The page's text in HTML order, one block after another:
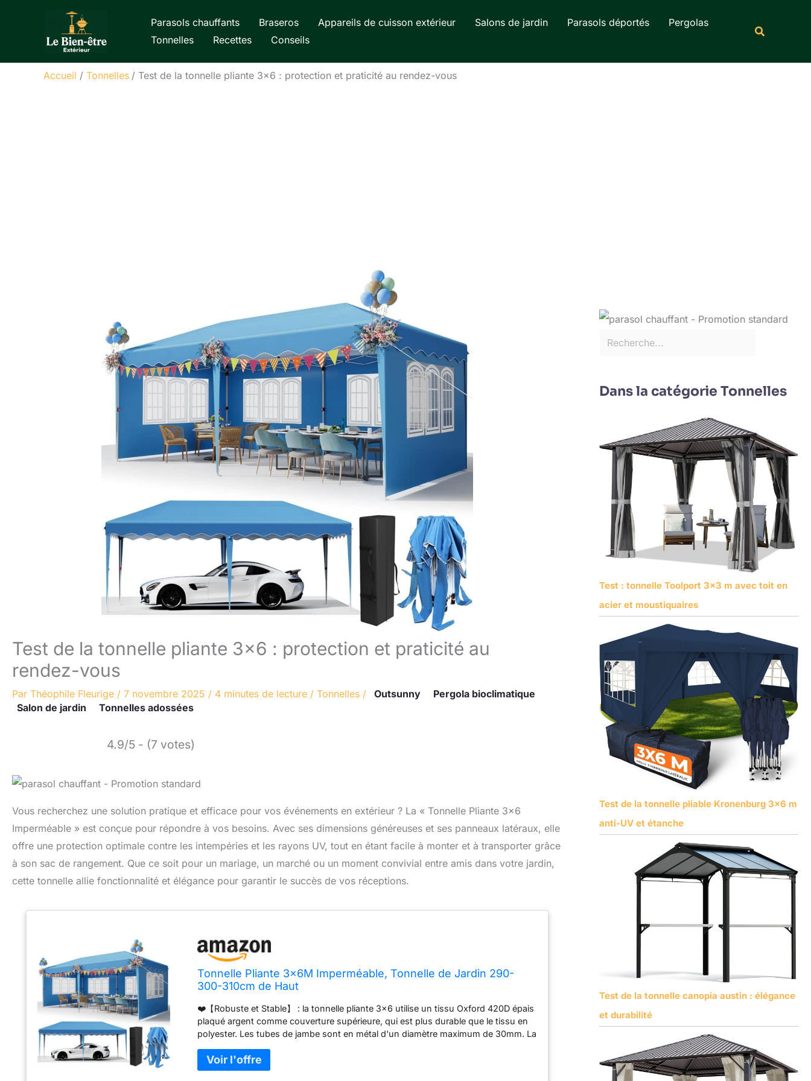
Parasols chauffants Braseros Appareils de cuisson extérieur Salons de jardin Parasols déportés
Pergolas
Tonnelles
Recettes Conseils
Accueil Tonnelles Test de la tonnelle pliante 3×6 : protection et praticité au rendez-vous
Test de la tonnelle pliante 3×6 : protection et praticité au
rendez-vous
Par Théophile Fleurige / 7 novembre 2025 / 4 minutes de lecture / Tonnelles / Outsunny
Pergola bioclimatique
Salon de jardin
Tonnelles adossées
4.9/5 - (7 votes)
Vous recherchez une solution pratique et efficace pour vos événements en extérieur ? La « Tonnelle Pliante 3×6
Imperméable » est conçue pour répondre à vos besoins. Avec ses dimensions généreuses et ses panneaux latéraux, elle
offre une protection optimale contre les intempéries et les rayons UV, tout en étant facile à monter et à transporter grâce
à son sac de rangement. Que ce soit pour un mariage, un marché ou un moment convivial entre amis dans votre jardin,
cette tonnelle allie fonctionnalité et élégance pour garantir le succès de vos réceptions.
Tonnelle Pliante 3x6M Imperméable, Tonnelle de Jardin 290-
300-310cm de Haut
❤️【Robuste et Stable】 : la tonnelle pliante 3x6 utilise un tissu Oxford 420D épais
plaqué argent comme couverture supérieure, qui est plus durable que le tissu en
polyester. Les tubes de jambe sont en métal d'un diamètre maximum de 30mm. La
plaque de base surdimensionnée, les attaches Velcro, les piquets, les cordes
coupe-vent assurent en outre la stabilité de la tonnelle de jardin exterieur. ❤️
Dans la catégorie Tonnelles
Test : tonnelle Toolport 3×3 m avec toit en
acier et moustiquaires
Test de la tonnelle pliable Kronenburg 3×6 m
anti-UV et étanche
Test de la tonnelle canopia austin : élégance
et durabilité